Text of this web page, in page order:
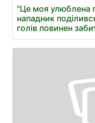
"Це моя улюблена
нападник
голів повинен